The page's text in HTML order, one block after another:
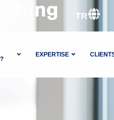
TR
EXPERTISE
Rung